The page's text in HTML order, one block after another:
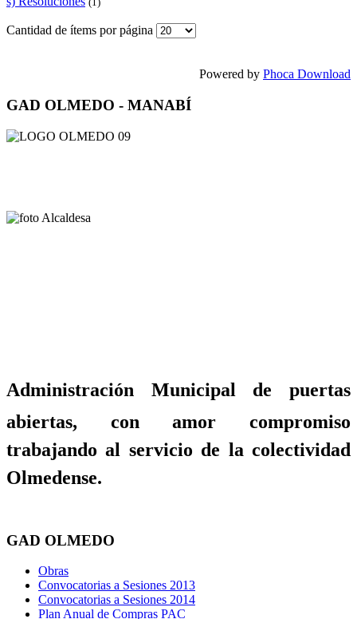
Cantidad de ítems por página
Powered by Phoca Download
GAD OLMEDO - MANABÍ
Administración Municipal de puertas
abiertas, con amor compromiso
trabajando al servicio de la colectividad
Olmedense.
GAD OLMEDO
Obras
Convocatorias a Sesiones 2013
Convocatorias a Sesiones 2014
Plan Anual de Compras PAC